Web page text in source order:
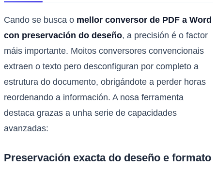
Cando se busca o mellor conversor de PDF a Word
con preservación do deseño, a precisión é o factor
máis importante. Moitos conversores convencionais
extraen o texto pero desconfiguran por completo a
estrutura do documento, obrigándote a perder horas
reordenando a información. A nosa ferramenta
destaca grazas a unha serie de capacidades
avanzadas:
Preservación exacta do deseño e formato